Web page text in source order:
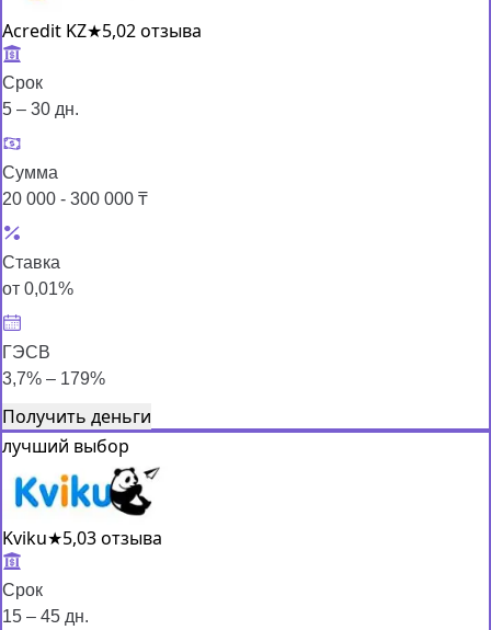
Acredit KZ★5,02 отзыва
Срок
5 – 30 дн.
Сумма
20 000 - 300 000 ₸
Ставка
от 0,01%
ГЭСВ
3,7% – 179%
Получить деньги
лучший выбор
Kviku★5,03 отзыва
Срок
15 – 45 дн.